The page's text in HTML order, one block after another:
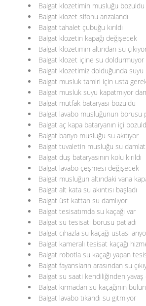
Balgat klozetimin musluğu bozuldu
Balgat klozet sifonu arızalandı
Balgat tahalet çubuğu kırıldı
Balgat klozetin kapağı değişecek
Balgat klozetimin altından su
Balgat klozet içine su doldurmuyor
Balgat klozetimiz dolduğunda
Balgat musluk tamiri için usta
Balgat musluk suyu kapatmıyor
Balgat mutfak bataryası bozuldu
Balgat lavabo musluğunun borusu
Balgat aç kapa bataryanın içi
Balgat banyo musluğu su akıtıyor
Balgat tuvaletin musluğu su
Balgat duş bataryasının kolu kırıldı
Balgat lavabo çeşmesi değişecek
Balgat musluğun altındaki vana
Balgat alt kata su akıntısı başladı
Balgat üst kattan su damlıyor
Balgat tesisatımda su kaçağı var
Balgat su tesisatı borusu patladı
Balgat cihazla su kaçağı ustası
Balgat kameralı tesisat kaçağı
Balgat robotla su kaçağı yapan
Balgat fayansların arasından su
Balgat su saati kendiliğinden
Balgat kırmadan su kaçağının
Balgat lavabo tıkandı su gitmiyor